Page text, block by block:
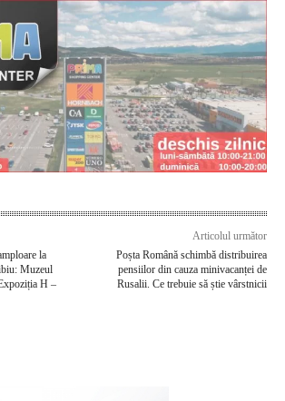
la
Muzeul
H –
Articolul următor
Poșta Română schimbă distribuirea
pensiilor din cauza minivacanței de
Rusalii. Ce trebuie să știe vârstnicii